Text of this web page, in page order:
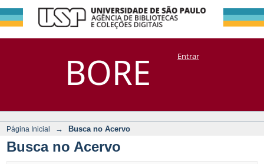
BORE
Busca no Acervo
DSpace/Manakin + CoriscoEntrar
Página Inicial → Busca no Acervo
Busca no Acervo